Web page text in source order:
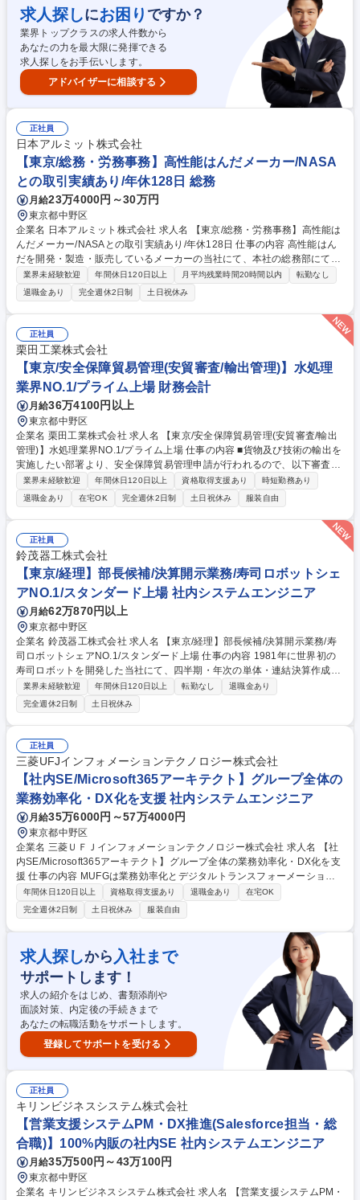
ード)の定期実施とりまとめ(1月・7月)■契約書に基づきサプライヤーとの
補償交渉■安全法遵守:電気用品安全法(PSE)関連業務全般、電波法・PSC
など 募集職種 【品質管理】年間休日130日/残業10h
求人探しにお困り ですか？
業界トップクラスの求人件数から
あなたの力を最大限に発揮できる
求人探しをお手伝いします。
アドバイザーに相談する
正社員
日本アルミット株式会社
【東京/総務・労務事務】高性能はんだメーカー/NASA
との取引実績あり/年休128日 総務
月給23万4000円～30万円
東京都中野区
企業名 日本アルミット株式会社 求人名 【東京/総務・労務事務】高性能は
んだメーカー/NASAとの取引実績あり/年休128日 仕事の内容 高性能はん
だを開発・製造・販売しているメーカーの当社にて、本社の総務部にて、
総務・労務事務をお任せします。 ■社会保険の取得、喪失手続き■月額変
更届、算定基礎届の対応■雇用保険年度更新申告■勤怠管理システムの運用
■本社従業員の勤怠確認■年末調整の確認、チェック■受付、電話対応■備
品管理、契約書管理■法人カード管理■各拠点との連絡対応 入社後は、経
験やスキルに応じて担当業務をお任せします。 まずはできる業務から始
め、慣れてきたら労務・総務の担当領域を広げていただきます。 募集職種
【東京/総務・労務事務】高性能はんだメーカー/NASAとの取引実績あり/
年休128日
業界未経験歓迎 年間休日120日以上 月平均残業時間20時間以内
転勤なし
退職金あり
完全週休2日制 土日祝休み
正社員
栗田工業株式会社
【東京/安全保障貿易管理(安貿審査/輸出管理)】水処理
業界NO.1/プライム上場 財務会計
月給36万4100円以上
東京都中野区
企業名 栗田工業株式会社 求人名 【東京/安全保障貿易管理(安貿審査/輸出
管理)】水処理業界NO.1/プライム上場 仕事の内容 ■貨物及び技術の輸出を
実施したい部署より、安全保障貿易管理申請が行われるので、以下審査の
実施 ・該非判定：貨物、技術がリスト規制に該当するか否かを判定 ・取
引審査：どのような相手か(引合い先、需要者の確認)、どのような用途に
使うのか(具体的な用途の確認)等のチェックを行い、取引を進めて良いか
否かを判断 ・出荷管理：貨物・技術の出荷・提供前に「同一性の確認」
「輸出許可証の有無の確認」等、所要の手続きが済んでいるかを確認【魅
力】外為法、EARと法律に関することが多いため、これらを紐解いて審査
ができたときには大きなやりがいを感じます。 募集職種 【東京/安全保障
貿易管理(安貿審査/輸出管理)】水処理業界NO.1/プライム上場
業界未経験歓迎 年間休日120日以上 資格取得支援あり
時短勤務あり
退職金あり
在宅OK 完全週休2日制 土日祝休み 服装自由
正社員
鈴茂器工株式会社
【東京/経理】部長候補/決算開示業務/寿司ロボットシェ
アNO.1/スタンダード上場 社内システムエンジニア
月給62万870円以上
東京都中野区
企業名 鈴茂器工株式会社 求人名 【東京/経理】部長候補/決算開示業務/寿
司ロボットシェアNO.1/スタンダード上場 仕事の内容 1981年に世界初の
寿司ロボットを開発した当社にて、四半期・年次の単体・連結決算作成、
有価証券報告書などの開示書類作成、監査法人・税理士対応、タスク・メ
ンバーマネジメントなど経理業務全般をお任せします。 ■単体・連結決算
作成(精算表、CF計算書、税効果等)■開示書類作成・取り纏め(決算短信・
有価証券報告書)■監査法人・顧問税理士対応■税務申告基礎資料作成■各種
プロジェクト業務■会計・販売管理等システムの操作■メンバーのタスク管
理およびマネジメント。将来的な幹部候補として成長基盤の構築や業務改
革を牽引いただくことを期待しています。 募集職種 【東京/経理】部長候
補/決算開示業務/寿司ロボットシェアNO.1/スタンダード上場
業界未経験歓迎 年間休日120日以上 転勤なし
退職金あり
完全週休2日制
土日祝休み
正社員
三菱UFJインフォメーションテクノロジー株式会社
【社内SE/Microsoft365アーキテクト】グループ全体の
業務効率化・DX化を支援 社内システムエンジニア
月給35万6000円～57万4000円
東京都中野区
企業名 三菱ＵＦＪインフォメーションテクノロジー株式会社 求人名 【社
内SE/Microsoft365アーキテクト】グループ全体の業務効率化・DX化を支
援 仕事の内容 MUFGは業務効率化とデジタルトランスフォーメーション
を推進し、Microsoft365を活用したクラウドサービスのニーズが高まって
います。堅牢性と安全性を両立させるスキルを持つ方を募集しています。
Microsoft365サービスの導入・拡張を担当し、新機能の導入や技術的知見
をもとに企画、PoC、構築から移行までのプロジェクトリーダーを担いま
す。MUFGではすでにMicrosoft365を導入し、業務のデジタル化や国内外
関連会社とのコラボレーションを推進しています。新機能情報を迅速にキ
ャッチし、ユーザーニーズに応じたサービス展開を行います。また、AWS
やVMで構築したサーバの運用も行い、知見を活かすことが可能です。 募
集職種 【社内SE/Microsoft365アーキテクト】グループ全体の業務効率
化・DX化を支援
年間休日120日以上 資格取得支援あり 退職金あり
在宅OK
完全週休2日制
土日祝休み 服装自由
求人探しから 入社まで
サポートします！
求人の紹介をはじめ、書類添削や
面談対策、内定後の手続きまで
あなたの転職活動をサポートします。
登録してサポートを受ける
正社員
キリンビジネスシステム株式会社
【営業支援システムPM・DX推進(Salesforce担当・総
合職)】100%内販の社内SE 社内システムエンジニア
月給35万500円～43万100円
東京都中野区
企業名 キリンビジネスシステム株式会社 求人名 【営業支援システムPM・